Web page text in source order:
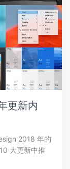
更新内
2018 年的
大更新中推